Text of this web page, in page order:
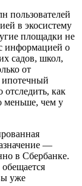
пользователей
в экосистему
площадки не
информацией о
садов, школ,
от
ипотечный
как
меньше, чем у
—
в Сбербанке.
уже